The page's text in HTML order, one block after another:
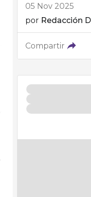
05 Nov 2025
por Redacción
Compartir